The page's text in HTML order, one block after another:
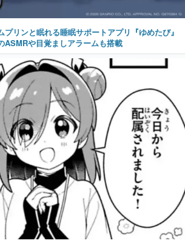
リンと眠れる睡眠サポートアプリ『ゆめたび』
ASMRや目覚ましアラームも搭載